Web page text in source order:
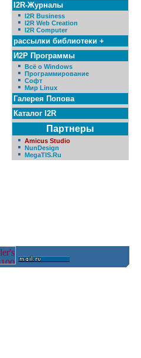
I2R-Журналы
I2R Business
I2R Web Creation
I2R Computer
рассылки библиотеки +
И2Р Программы
Всё о Windows
Программирование
Софт
Мир Linux
Галерея Попова
Каталог I2R
Партнеры
Amicus Studio
NunDesign
MegaTIS.Ru